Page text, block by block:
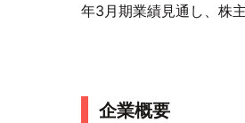
年3月期業績見通し、株
企業概要